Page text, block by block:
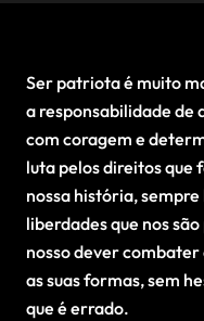
Ser patriota é muito
a responsabilidade de
com coragem e
luta pelos direitos que
nossa história,
liberdades que nos
nosso dever
as suas formas, sem
que é errado.